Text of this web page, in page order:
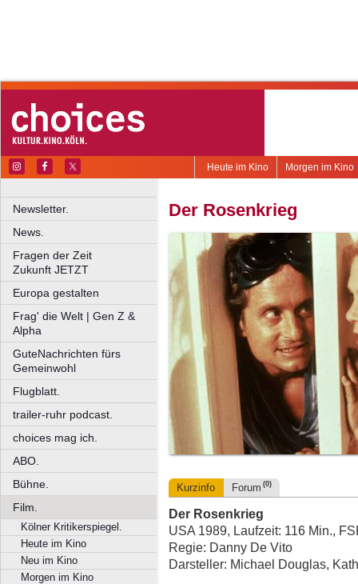
Morgen im Kino
Heute im Kino
Newsletter.
News.
Fragen der Zeit
Zukunft JETZT
Europa gestalten
Frag' die Welt | Gen Z &
Alpha
GuteNachrichten fürs
Gemeinwohl
Flugblatt.
trailer-ruhr podcast.
choices mag ich.
ABO.
Bühne.
Film.
Kölner Kritikerspiegel.
Heute im Kino
Neu im Kino
Morgen im Kino
Der Rosenkrieg
Kurzinfo Forum (0)
Der Rosenkrieg
USA 1989, Laufzeit: 116 Min.,
Regie: Danny De Vito
Darsteller: Michael Douglas,